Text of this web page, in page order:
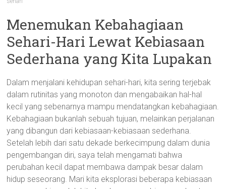
Menemukan Kebahagiaan
Sehari-Hari Lewat Kebiasaan
Sederhana yang Kita Lupakan
Dalam menjalani kehidupan sehari-hari, kita sering terjebak
dalam rutinitas yang monoton dan mengabaikan hal-hal
kecil yang sebenarnya mampu mendatangkan kebahagiaan.
Kebahagiaan bukanlah sebuah tujuan, melainkan perjalanan
yang dibangun dari kebiasaan-kebiasaan sederhana.
Setelah lebih dari satu dekade berkecimpung dalam dunia
pengembangan diri, saya telah mengamati bahwa
perubahan kecil dapat membawa dampak besar dalam
hidup seseorang. Mari kita eksplorasi beberapa kebiasaan